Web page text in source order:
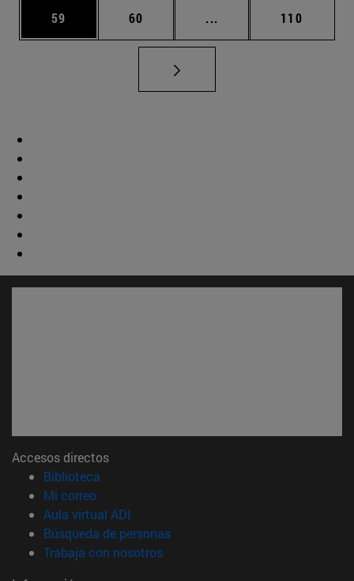
Página
59 Página
60 ... Páginas intermedias
Página
110
Accesos directos
Biblioteca
Mi correo(abre en nueva ventana)
Aula virtual ADI
Búsqueda de personas(abre en nueva ventana)
Trabaja con nosotros(abre en nueva ventana)